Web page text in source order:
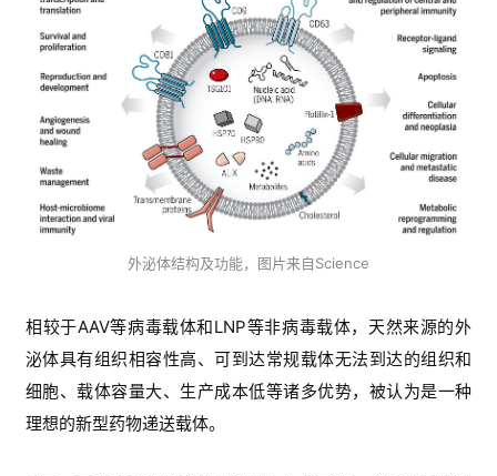
外泌体结构及功能，图片来自Science
相较于AAV等病毒载体和LNP等非病毒载体，天然来源的外
泌体具有组织相容性高、可到达常规载体无法到达的组织和
细胞、载体容量大、生产成本低等诸多优势，被认为是一种
理想的新型药物递送载体。